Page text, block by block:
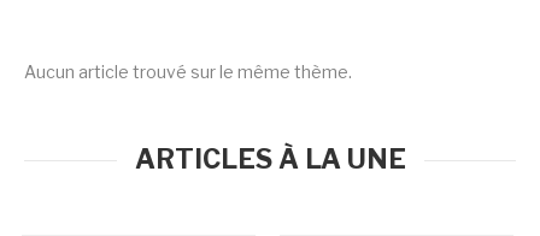
Aucun article trouvé sur le même thème.
ARTICLES À LA UNE